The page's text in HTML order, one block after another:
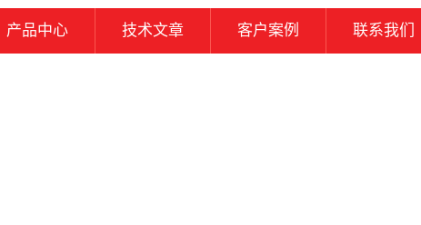
产品中心 技术文章 客户案例 联系我们